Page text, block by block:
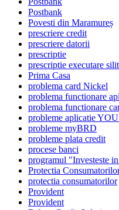
Postbank
Povesti din Maramureș
prescriere credit
prescriere datorii
prescriptie
prescriptie executare
Prima Casa
problema card Nickel
problema functionare
problema functionare
probleme aplicatie
probleme myBRD
probleme plata credit
procese banci
programul "Investeste
Protectia
protectia consumatorilor
Provident
Provident